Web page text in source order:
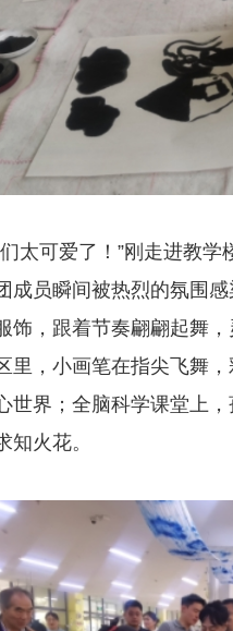
太可爱了！”刚走进教
成员瞬间被热烈的氛围
饰，跟着节奏翩翩起舞
里，小画笔在指尖飞舞
世界；全脑科学课堂上
知火花。